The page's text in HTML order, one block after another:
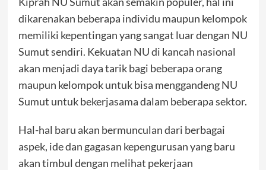
dikarenakan beberapa individu maupun kelompok
memiliki kepentingan yang sangat luar dengan NU
Sumut sendiri. Kekuatan NU di kancah nasional
akan menjadi daya tarik bagi beberapa orang
maupun kelompok untuk bisa menggandeng NU
Sumut untuk bekerjasama dalam beberapa sektor.
Hal-hal baru akan bermunculan dari berbagai
aspek, ide dan gagasan kepengurusan yang baru
akan timbul dengan melihat pekerjaan